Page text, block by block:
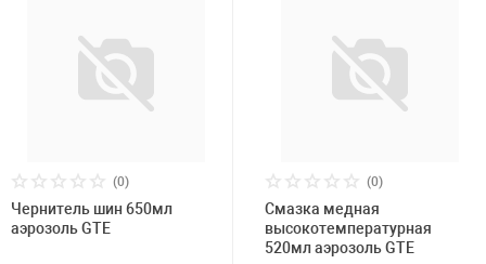
(0)
Чернитель шин 650мл
аэрозоль GTE
(0)
Смазка медная
высокотемпературная
520мл аэрозоль GTE